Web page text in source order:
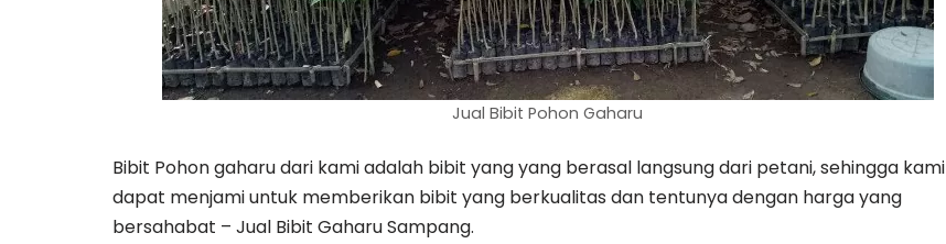
Jual Bibit Pohon Gaharu
Bibit Pohon gaharu dari kami adalah bibit yang yang berasal langsung dari petani, sehingga kami
dapat menjami untuk memberikan bibit yang berkualitas dan tentunya dengan harga yang
bersahabat – Jual Bibit Gaharu Sampang.